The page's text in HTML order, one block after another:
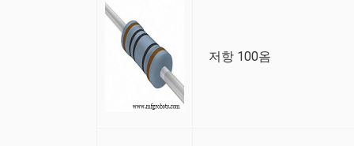
저항 100옴